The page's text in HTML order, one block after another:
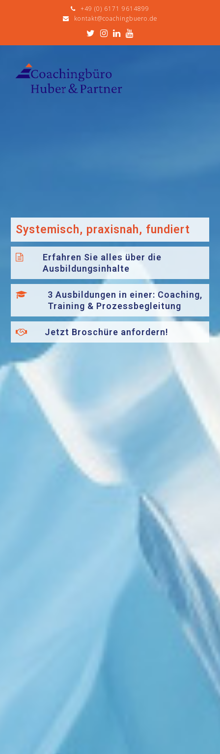
+49 (0) 6171 9614899
kontakt@coachingbuero.de
Twitter
Instagram
LinkedIn
Systemisch, praxisnah, fundiert
Erfahren Sie alles über die
Ausbildungsinhalte
3 Ausbildungen in einer: Coaching,
Training & Prozessbegleitung
Jetzt Broschüre anfordern!